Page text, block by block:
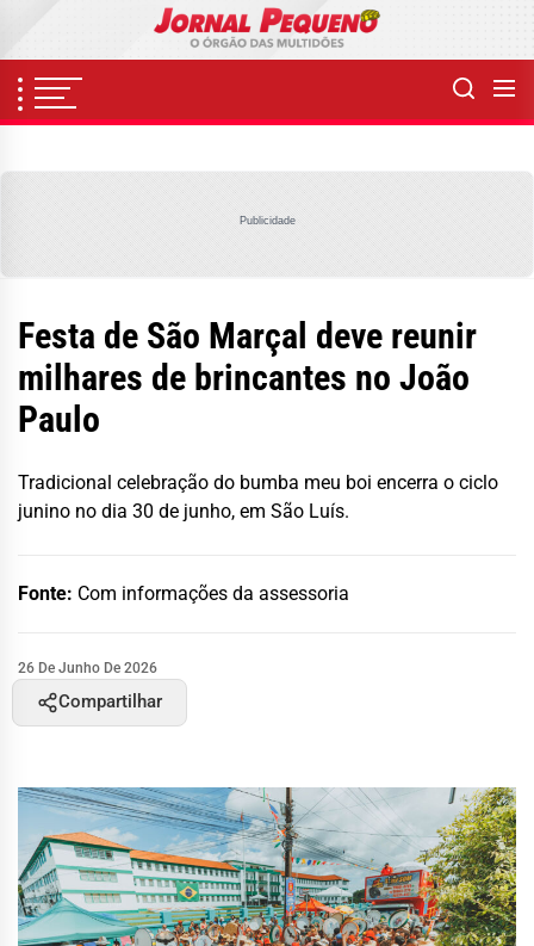
content
Publicidade
Festa de São Marçal deve reunir
milhares de brincantes no João
Paulo
Tradicional celebração do bumba meu boi encerra o ciclo
junino no dia 30 de junho, em São Luís.
Fonte: Com informações da assessoria
26 De Junho De 2026
Compartilhar